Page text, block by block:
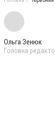
Ольга Зенюк
Головна